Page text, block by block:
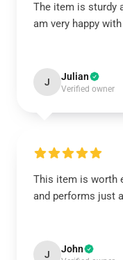
The item is sturdy
am very happy
J Julian
Verified owner
This item is worth
and performs just
J John